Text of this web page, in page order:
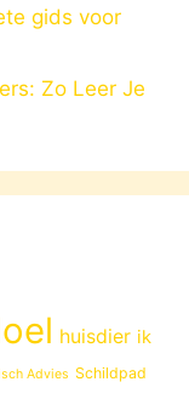
gids voor
Zo Leer Je
huisdier ik
Advies Schildpad